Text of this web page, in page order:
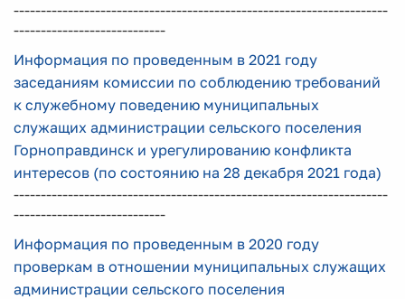
---------------------------------------------------------------------
----------------------------
Информация по проведенным в 2021 году
заседаниям комиссии по соблюдению требований
к служебному поведению муниципальных
служащих администрации сельского поселения
Горноправдинск и урегулированию конфликта
интересов (по состоянию на 28 декабря 2021 года)
---------------------------------------------------------------------
----------------------------
Информация по проведенным в 2020 году
проверкам в отношении муниципальных служащих
администрации сельского поселения